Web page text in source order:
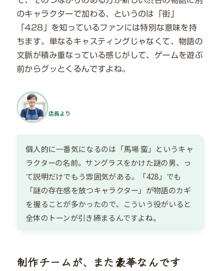
のキャラクターで加わる、というのは「街」
「428」を知っているファンには特別な意味を持
ちます。単なるキャスティングじゃなくて、物語の
文脈が積み重なっている感じがして、ゲームを遊ぶ
前からグッとくるんですよね。
店長より
個人的に一番気になるのは「馬場 蛮」というキャ
ラクターの名前。サングラスをかけた謎の男、っ
て説明だけでもう雰囲気がある。「428」でも
「謎の存在感を放つキャラクター」が物語のカギ
を握ることが多かったので、こういう役がいると
全体のトーンが引き締まるんですよね。
制作チームが、また豪華なんです